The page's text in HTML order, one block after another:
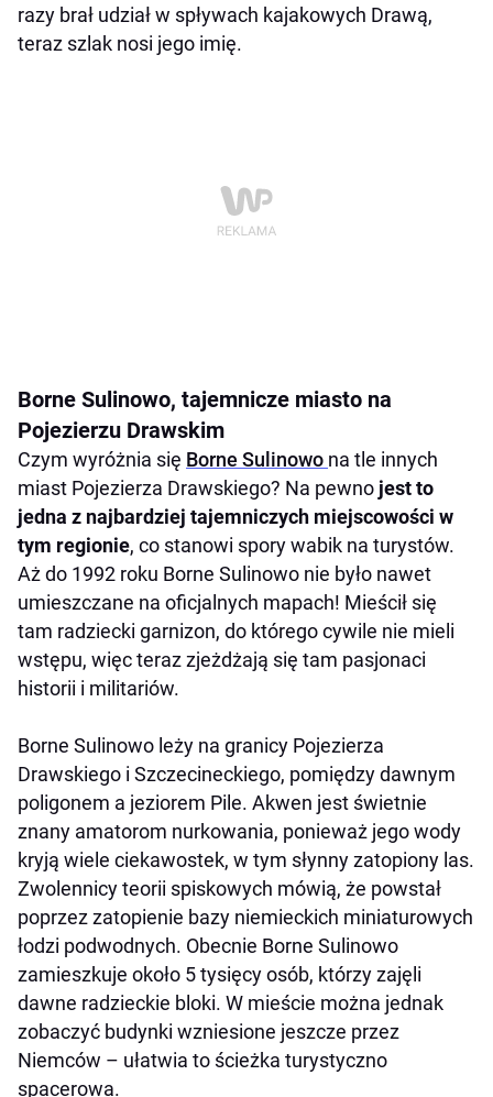
razy brał udział w spływach kajakowych Drawą,
teraz szlak nosi jego imię.
Borne Sulinowo, tajemnicze miasto na
Pojezierzu Drawskim
Czym wyróżnia się Borne Sulinowo na tle innych
miast Pojezierza Drawskiego? Na pewno jest to
jedna z najbardziej tajemniczych miejscowości w
tym regionie, co stanowi spory wabik na turystów.
Aż do 1992 roku Borne Sulinowo nie było nawet
umieszczane na oficjalnych mapach! Mieścił się
tam radziecki garnizon, do którego cywile nie mieli
wstępu, więc teraz zjeżdżają się tam pasjonaci
historii i militariów.
Borne Sulinowo leży na granicy Pojezierza
Drawskiego i Szczecineckiego, pomiędzy dawnym
poligonem a jeziorem Pile. Akwen jest świetnie
znany amatorom nurkowania, ponieważ jego wody
kryją wiele ciekawostek, w tym słynny zatopiony las.
Zwolennicy teorii spiskowych mówią, że powstał
poprzez zatopienie bazy niemieckich miniaturowych
łodzi podwodnych. Obecnie Borne Sulinowo
zamieszkuje około 5 tysięcy osób, którzy zajęli
dawne radzieckie bloki. W mieście można jednak
zobaczyć budynki wzniesione jeszcze przez
Niemców – ułatwia to ścieżka turystyczno
spacerowa.